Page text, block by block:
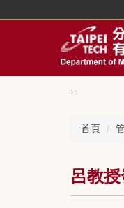
:::
首頁
呂教